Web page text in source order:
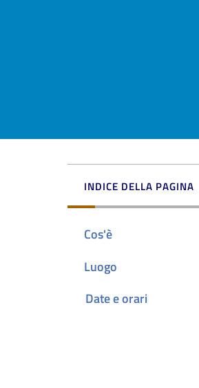
INDICE DELLA PAGINA
Cos'è
Luogo
Date e orari